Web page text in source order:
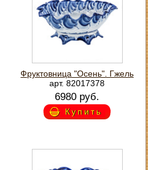
Фруктовница "Осень". Гжель
арт. 82017378
6980 руб.
Купить